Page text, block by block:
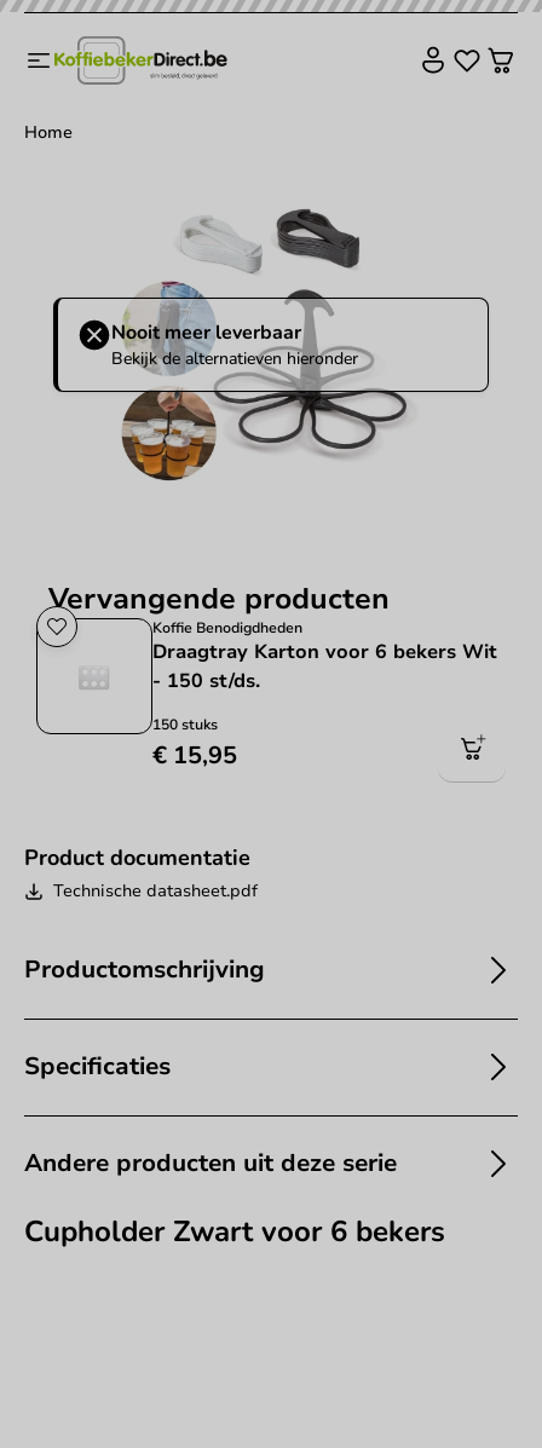
Home
Nooit meer leverbaar
Bekijk de alternatieven hieronder
Product documentatie
Technische datasheet.pdf
Productomschrijving
Specificaties
Andere producten uit deze serie
Vervangende producten
Koffie Benodigdheden
Draagtray Karton voor 6 bekers Wit
- 150 st/ds.
150 stuks
€ 15,95
Cupholder Zwart voor 6 bekers